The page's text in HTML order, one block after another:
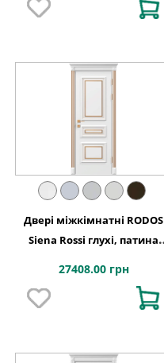
Двері міжкімнатні RODOS
Siena Rossi глухі, патина
27408.00 грн